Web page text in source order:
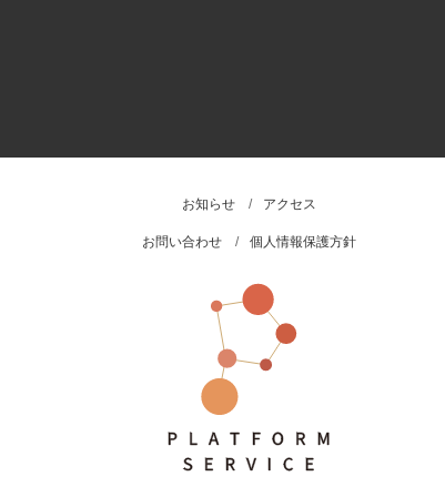
お知らせ アクセス
お問い合わせ 個人情報保護方針